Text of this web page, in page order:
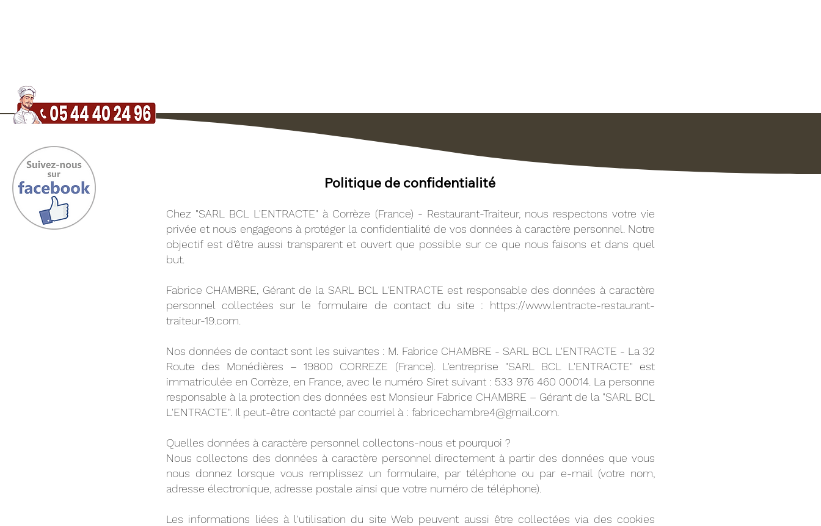
Politique de confidentialité
Chez "SARL BCL L'ENTRACTE" à Corrèze (France) - Restaurant-Traiteur, nous respectons votre vie
privée et nous engageons à protéger la confidentialité de vos données à caractère personnel. Notre
objectif est d'être aussi transparent et ouvert que possible sur ce que nous faisons et dans quel
but.
Fabrice CHAMBRE, Gérant de la SARL BCL L'ENTRACTE est responsable des données à caractère
personnel collectées sur le formulaire de contact du site : https://www.lentracte-restaurant-
traiteur-19.com
Nos données de contact sont les suivantes : M. Fabrice CHAMBRE - SARL BCL L'ENTRACTE - La 32
Route des Monédières – 19800 CORREZE (France). L'entreprise "SARL BCL L'ENTRACTE" est
immatriculée en Corrèze, en France, avec le numéro Siret suivant : 533 976 460 00014. La personne
responsable à la protection des données est Monsieur Fabrice CHAMBRE – Gérant de la "SARL BCL
L'ENTRACTE". Il peut-être contacté par courriel à : fabricechambre4@gmail.com.
Quelles données à caractère personnel collectons-nous et pourquoi ?
Nous collectons des données à caractère personnel directement à partir des données que vous
nous donnez lorsque vous remplissez un formulaire, par téléphone ou par e-mail (votre nom,
adresse électronique, adresse postale ainsi que votre numéro de téléphone).
Les informations liées à l'utilisation du site Web peuvent aussi être collectées via des cookies